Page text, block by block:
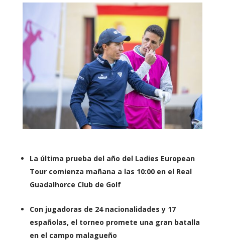
La última prueba del año del Ladies European
Tour comienza mañana a las 10:00 en el Real
Guadalhorce Club de Golf
Con jugadoras de 24 nacionalidades y 17
españolas, el torneo promete una gran batalla
en el campo malagueño